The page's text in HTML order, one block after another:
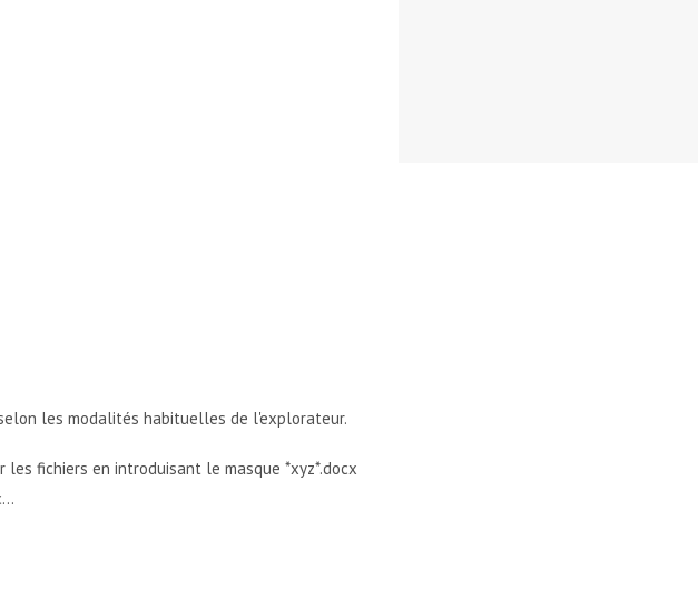
les modalités habituelles de l'explorateur.
les fichiers en introduisant le masque *xyz*.docx